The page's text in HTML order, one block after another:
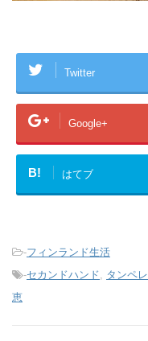
Twitter
Google+
B! はてブ
-フィンランド生活
-セカンドハンド, タンペレ
恵